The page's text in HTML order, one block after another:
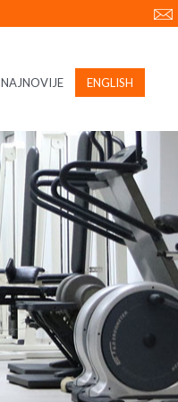
NAJNOVIJE ENGLISH